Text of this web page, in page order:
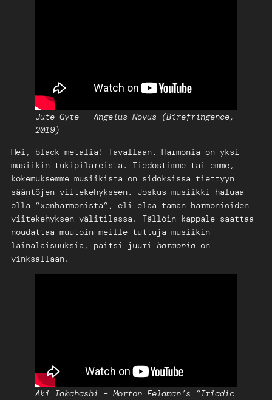
Jute Gyte – Angelus Novus (Birefringence,
2019)
Hei, black metalia! Tavallaan. Harmonia on yksi
musiikin tukipilareista. Tiedostimme tai emme,
kokemuksemme musiikista on sidoksissa tiettyyn
sääntöjen viitekehykseen. Joskus musiikki haluaa
olla “xenharmonista”, eli elää tämän harmonioiden
viitekehyksen välitilassa. Tällöin kappale saattaa
noudattaa muutoin meille tuttuja musiikin
lainalaisuuksia, paitsi juuri harmonia on
vinksallaan.
Aki Takahashi – Morton Feldman’s “Triadic